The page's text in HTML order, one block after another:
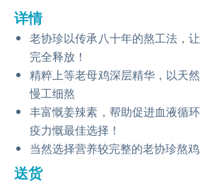
详情
老协珍以传承八十年的熬工法，
完全释放！
精粹上等老母鸡深层精华，以天
慢工细熬
丰富慨姜辣素，帮助促进血液循
疫力慨最佳选择！
当然选择营养较完整的老协珍熬鸡
送货